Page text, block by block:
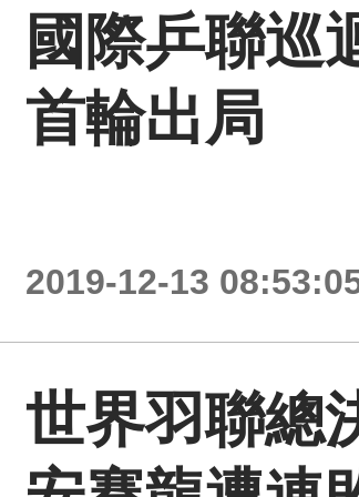
國際乒聯巡
首輪出局
2019-12-13
世界羽聯總